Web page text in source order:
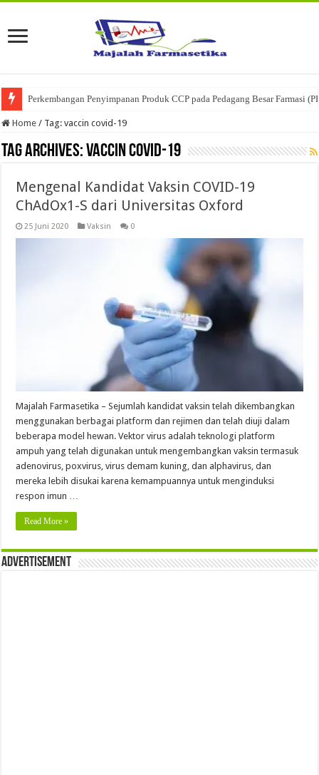
Perkembangan Penyimpanan Produk CCP pada Pedagang Besar Farmasi
Home / Tag:vaccin covid-19
Tag Archives:vaccin covid-19
Mengenal Kandidat Vaksin COVID-19
ChAdOx1-S dari Universitas Oxford
25 Juni 2020 Vaksin 0
Majalah Farmasetika – Sejumlah kandidat vaksin telah dikembangkan
menggunakan berbagai platform dan rejimen dan telah diuji dalam
beberapa model hewan. Vektor virus adalah teknologi platform
ampuh yang telah digunakan untuk mengembangkan vaksin termasuk
adenovirus, poxvirus, virus demam kuning, dan alphavirus, dan
mereka lebih disukai karena kemampuannya untuk menginduksi
respon imun …
Read More »
Advertisement